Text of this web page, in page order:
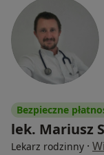
Bezpieczne
lek. Mariusz
Lekarz rodzinny ·